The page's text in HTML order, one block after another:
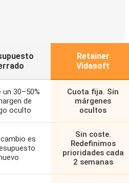
Retainer
Vidasoft
un 30–50%
de
oculto
Cuota fija. Sin
márgenes
ocultos
es
Sin coste.
Redefinimos
prioridades cada
2 semanas